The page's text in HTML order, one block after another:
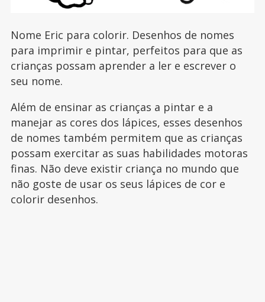
Nome Eric para colorir. Desenhos de nomes
para imprimir e pintar, perfeitos para que as
crianças possam aprender a ler e escrever o
seu nome.
Além de ensinar as crianças a pintar e a
manejar as cores dos lápices, esses desenhos
de nomes também permitem que as crianças
possam exercitar as suas habilidades motoras
finas. Não deve existir criança no mundo que
não goste de usar os seus lápices de cor e
colorir desenhos.